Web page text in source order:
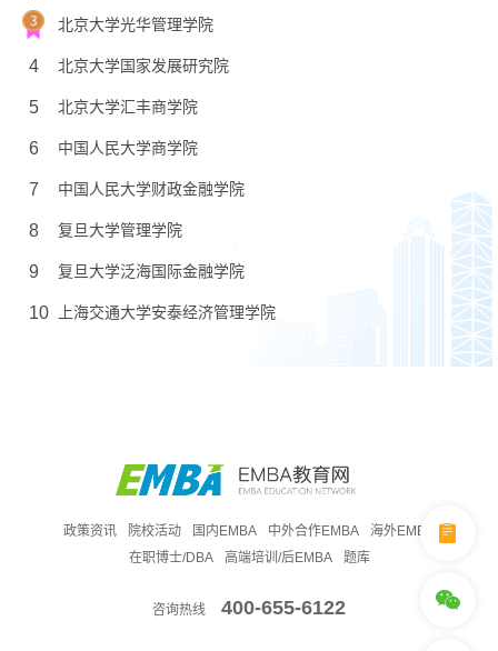
北京大学光华管理学院
4 北京大学国家发展研究院
5 北京大学汇丰商学院
6 中国人民大学商学院
7 中国人民大学财政金融学院
8 复旦大学管理学院
9 复旦大学泛海国际金融学院
10 上海交通大学安泰经济管理学院
政策资讯 院校活动 国内EMBA 中外合作EMBA
海外EMBA
在职博士/DBA
高端培训/后EMBA 题库
咨询热线 400-655-6122